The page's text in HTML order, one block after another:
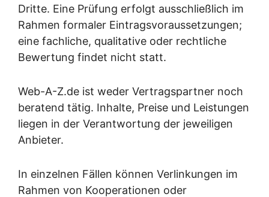
Dritte. Eine Prüfung erfolgt ausschließlich im
Rahmen formaler Eintragsvoraussetzungen;
eine fachliche, qualitative oder rechtliche
Bewertung findet nicht statt.
Web-A-Z.de ist weder Vertragspartner noch
beratend tätig. Inhalte, Preise und Leistungen
liegen in der Verantwortung der jeweiligen
Anbieter.
In einzelnen Fällen können Verlinkungen im
Rahmen von Kooperationen oder